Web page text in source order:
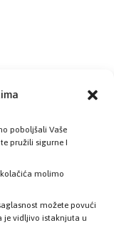
poboljšali Vaše
pružili sigurne I
molimo
možete povući
je vidljivo istaknjuta u